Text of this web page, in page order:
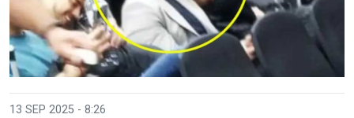
13 SEP 2025 - 8:26